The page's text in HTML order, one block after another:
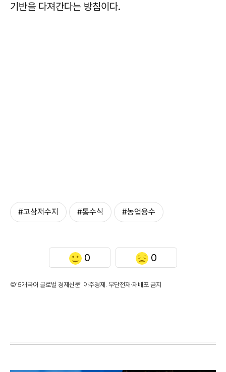
기반을 다져간다는 방침이다.
#고삼저수지 #통수식 #농업용수
0 0
©'5개국어 글로벌 경제신문' 아주경제. 무단전재·재배포 금지